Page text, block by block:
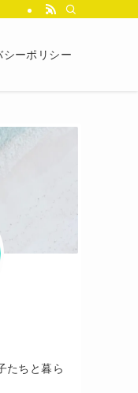
シーポリシー
たちと暮ら